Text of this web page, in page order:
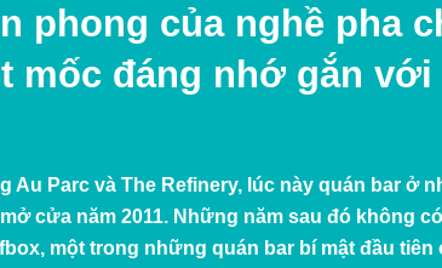
phong của nghề pha
mốc đáng nhớ gắn
Au Parc và The Refinery, lúc này quán bar ở
cửa năm 2011. Những năm sau đó không
một trong những quán bar bí mật đầu tiên